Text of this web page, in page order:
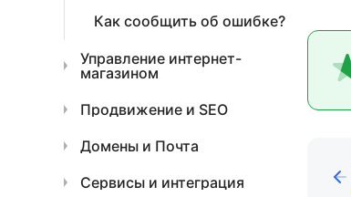
Как сообщить об ошибке?
Управление интернет-
магазином
Продвижение и SEO
Домены и Почта
Сервисы и интеграция